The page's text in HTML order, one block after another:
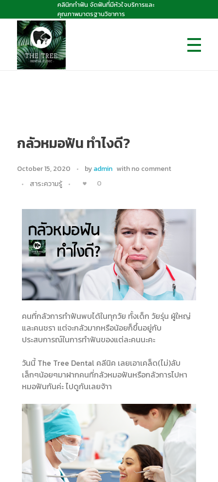
คลินิกทำฟัน จัดฟันที่มีหัวใจบริการและ
คุณภาพมาตรฐานวิชาการ
กลัวหมอฟัน ทำไงดี?
October 15, 2020 byadmin withno comment
สาระความรู้
0
คนที่กลัวการทำฟันพบได้ในทุกวัย ทั้งเด็ก วัยรุ่น ผู้ใหญ่
และคนชรา แต่จะกลัวมากหรือน้อยก็ขึ้นอยู่กับ
ประสบการณ์ในการทำฟันของแต่ละคนนะคะ
วันนี้ The Tree Dental คลีนิค เลยเอาเคล็ด(ไม่)ลับ
เล็กๆน้อยๆมาฝากคนที่กลัวหมอฟันหรือกลัวการไปหา
หมอฟันกันค่ะ ไปดูกันเลยจ้าา